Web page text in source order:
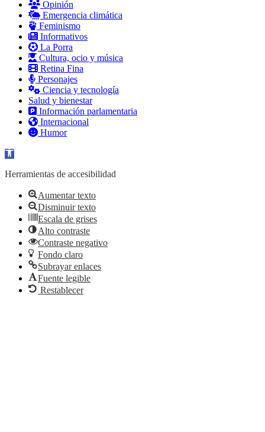
Opinión
Emergencia climática
Feminismo
Informativos
La Porra
Cultura, ocio y música
Retina Fina
Personajes
Ciencia y tecnología
Salud y bienestar
Información parlamentaria
Internacional
Humor
Abrir barra de herramientas
Herramientas de accesibilidad
Aumentar texto
Disminuir texto
Escala de grises
Alto contraste
Contraste negativo
Fondo claro
Subrayar enlaces
Fuente legible
Restablecer